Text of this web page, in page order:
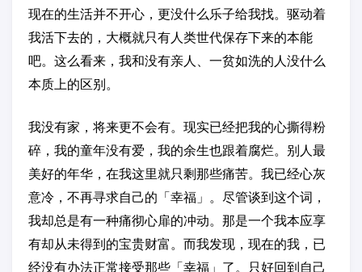
现在的生活并不开心，更没什么乐子给我找。驱动着
我活下去的，大概就只有人类世代保存下来的本能
吧。这么看来，我和没有亲人、一贫如洗的人没什么
本质上的区别。
我没有家，将来更不会有。现实已经把我的心撕得粉
碎，我的童年没有爱，我的余生也跟着腐烂。别人最
美好的年华，在我这里就只剩那些痛苦。我已经心灰
意冷，不再寻求自己的「幸福」。尽管谈到这个词，
我却总是有一种痛彻心扉的冲动。那是一个我本应享
有却从未得到的宝贵财富。而我发现，现在的我，已
经没有办法正常接受那些「幸福」了。只好回到自己